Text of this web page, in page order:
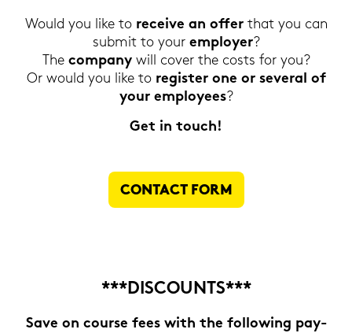
Would you like tore­cei­ve an offerthat you can
sub­mit to your em­ploy­er?
The com­pa­ny will cover the costs for you?
Or would you like to re­gis­ter one or se­ve­r­al of
your em­ployees?
Get in touch!
CON­TACT FORM
***DIS­COUNTS***
Save on cour­se fees with the fol­lo­wing pa­y­